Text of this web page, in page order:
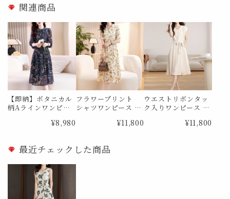
関連商品
【即納】ボタニカル
柄Aラインワンピー
¥8,980
フラワープリント
シャツワンピース M
¥11,800
ウエストリボンタッ
ク入りワンピース M
¥11,800
最近チェックした商品